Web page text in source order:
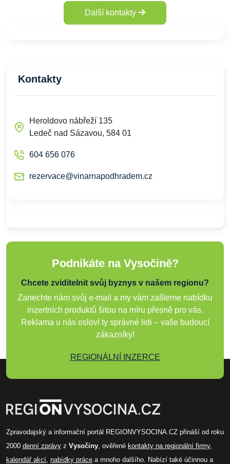
Další kontakty
Kontakty
Heroldovo nábřeží 135
Ledeč nad Sázavou, 584 01
604 656 076
rezervace@vinarnapodhradem.cz
Podnikáte na Vysočině?
Chcete zviditelnit svůj byznys v našem regionu?
Zanechte nám svůj e-mail a my vám zašleme nabídku
inzertních produktů šitou na míru přesně pro vás.
Reklama u nás osloví ty správné lidi – vaše budoucí
zákazníky!
REGIONÁLNÍ INZERCE
Zpravodajský a informační portál REGIONVYSOCINA.CZ přináší od roku
2000 denní zprávy z Vysočiny , ověřené kontakty na regionální firmy,
kalendář akcí nabídky práce a mnoho dalšího. Nabízí také účinnou a